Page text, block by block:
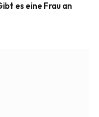
es eine Frau an